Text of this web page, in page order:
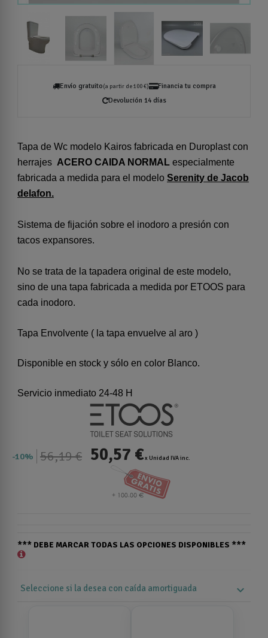
Envío gratuito(a partir de 100 €)
Financia tu compra
Devolución 14 días
Tapa de Wc modelo Kairos fabricada en Duroplast con
herrajes ACERO CAIDA NORMAL especialmente
fabricada a medida para el modelo Serenity de Jacob
delafon.
Sistema de fijación sobre el inodoro a presión con
tacos expansores.
No se trata de la tapadera original de este modelo,
sino de una tapa fabricada a medida por ETOOS para
cada inodoro.
Tapa Envolvente ( la tapa envuelve al aro )
Disponible en stock y sólo en color Blanco.
Servicio inmediato 24-48 H
10% 56,19 € 50,57 €x Unidad IVA inc.
*** DEBE MARCAR TODAS LAS OPCIONES DISPONIBLES ***
Seleccione si la desea con caída amortiguada expand_more